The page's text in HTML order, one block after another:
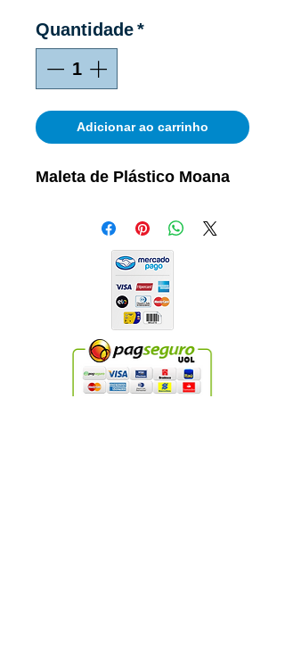
Quantidade*
Adicionar ao carrinho
Maleta de Plástico Moana